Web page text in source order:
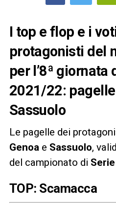
I top e flop e i
protagonisti del
per l’8ª giornata
2021/22:
Sassuolo
Le pagelle dei
Genoa e Sassuolo,
del campionato di
TOP: Scamacca